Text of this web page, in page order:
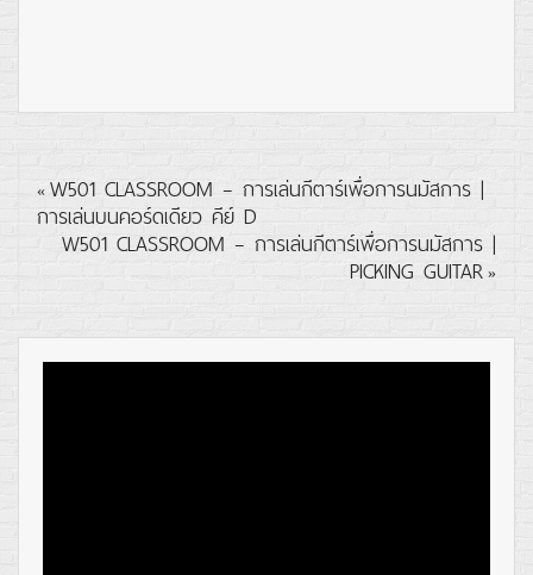
« W501 CLASSROOM – การเล่นกีตาร์เพื่อการนมัสการ |
การเล่นบนคอร์ดเดียว คีย์ D
W501 CLASSROOM – การเล่นกีตาร์เพื่อการนมัสการ |
PICKING GUITAR »